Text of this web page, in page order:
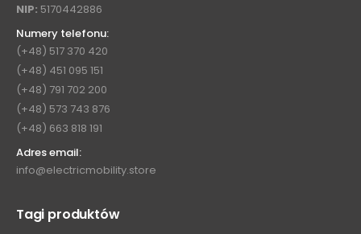
NIP: 5170442886
Numery telefonu:
(+48) 517 370 420
(+48) 451 095 151
(+48) 791 702 200
(+48) 573 743 876
(+48) 663 818 191
Adres email:
info@electricmobility.store
Tagi produktów